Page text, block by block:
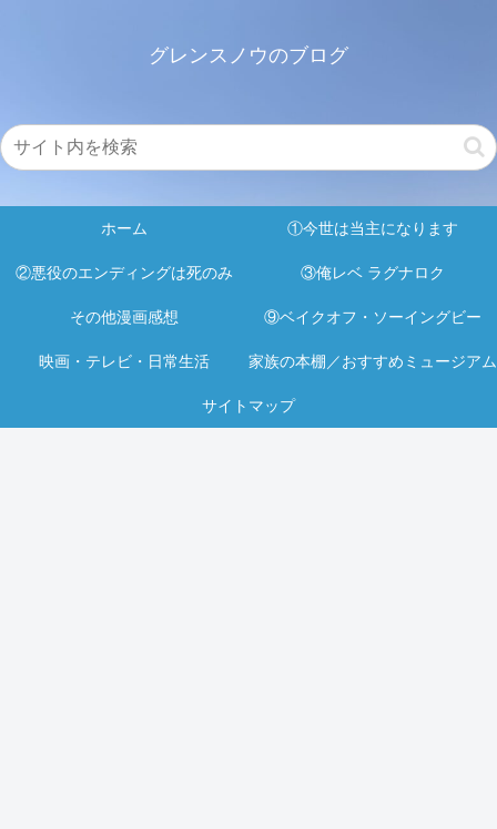
グレンスノウのブログ
ホーム ①今世は当主になります
②悪役のエンディングは死のみ ③俺レベ ラグナロク
その他漫画感想 ⑨ベイクオフ・ソーイングビー
映画・テレビ・日常生活 家族の本棚／おすすめミュージアム
サイトマップ